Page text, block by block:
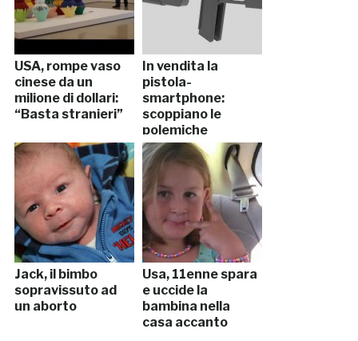
USA, rompe vaso
cinese da un
milione di dollari:
“Basta stranieri”
In vendita la
pistola-
smartphone:
scoppiano le
polemiche
Jack, il bimbo
sopravissuto ad
un aborto
Usa, 11enne spara
e uccide la
bambina nella
casa accanto